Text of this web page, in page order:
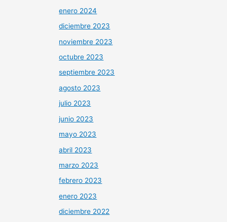
enero 2024
diciembre 2023
noviembre 2023
octubre 2023
septiembre 2023
agosto 2023
julio 2023
junio 2023
mayo 2023
abril 2023
marzo 2023
febrero 2023
enero 2023
diciembre 2022